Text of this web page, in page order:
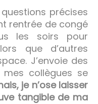
précises
rentrée de congé
les soirs pour
que d’autres
J’envoie des
collègues se
je n’ose laisser
tangible de ma